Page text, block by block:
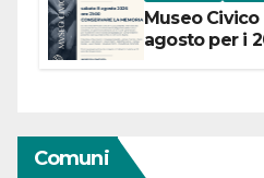
Museo Civico
agosto per i
Comuni